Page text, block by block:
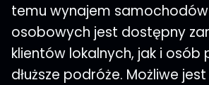
temu wynajem
osobowych jest dostępny
klientów lokalnych, jak i osób
dłuższe podróże. Możliwe